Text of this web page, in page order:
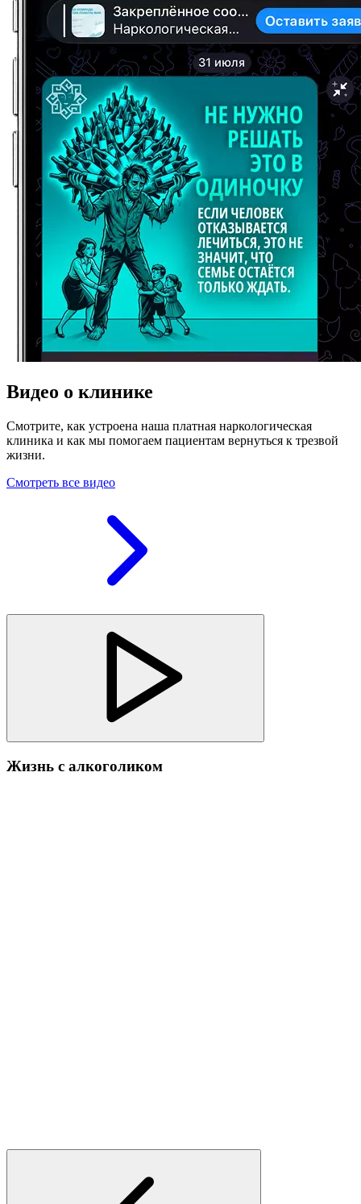
Видео о клинике
Смотрите, как устроена наша платная наркологическая
клиника и как мы помогаем пациентам вернуться к трезвой
жизни.
Смотреть все видео
Жизнь с алкоголиком